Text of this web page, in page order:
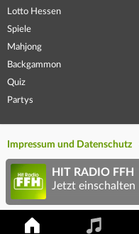
Lotto Hessen
Spiele
Mahjong
Backgammon
Quiz
Partys
Impressum und Datenschutz
HIT RADIO FFH
Jetzt einschalten